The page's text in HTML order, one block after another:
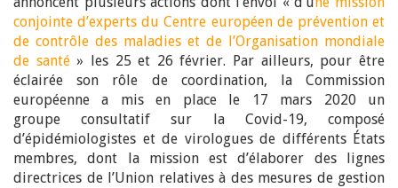
conjointe d’experts du Centre européen de prévention et
de contrôle des maladies et de l’Organisation mondiale
de santé» les 25 et 26 février. Par ailleurs, pour être
éclairée son rôle de coordination, la Commission
européenne a mis en place le 17 mars 2020 un
groupe consultatif sur la Covid-19, composé
d’épidémiologistes et de virologues de différents États
membres, dont la mission est d’élaborer des lignes
directrices de l’Union relatives à des mesures de gestion